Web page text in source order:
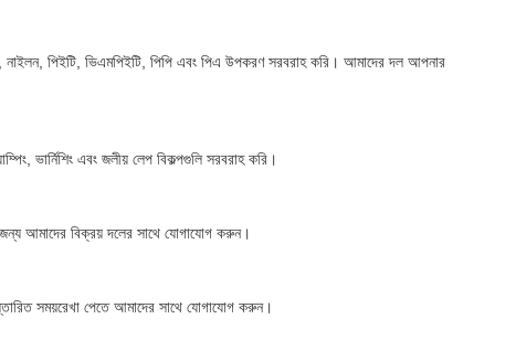
নাইলন, পিইটি, ভিএমপিইটি, পিপি এবং পিএ উপকরণ সরবরাহ করি। আমাদের দল আপনার
ভার্নিশিং এবং জলীয় লেপ বিকল্পগুলি সরবরাহ করি।
জন্য আমাদের বিক্রয় দলের সাথে যোগাযোগ করুন।
সময়রেখা পেতে আমাদের সাথে যোগাযোগ করুন।